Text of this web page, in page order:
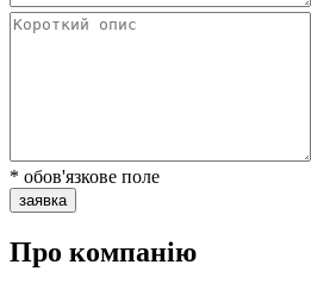
* обов'язкове поле
заявка
Про компанію